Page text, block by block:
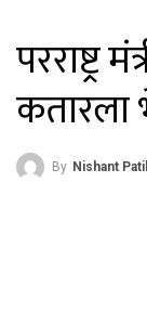
कतारला
By Nishant Patil